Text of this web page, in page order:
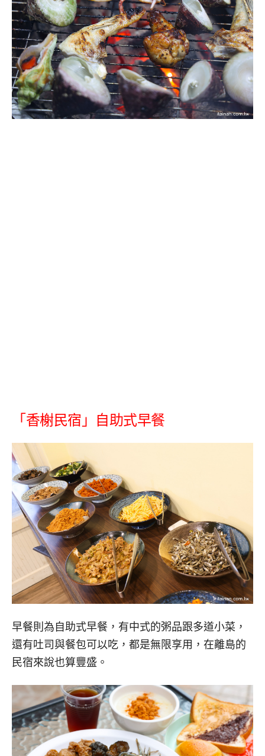
「香榭民宿」自助式早餐
早餐則為自助式早餐，有中式的粥品跟多道小菜，
還有吐司與餐包可以吃，都是無限享用，在離島的
民宿來說也算豐盛。